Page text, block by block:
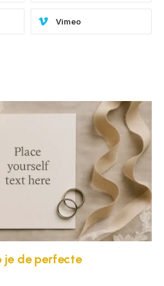
Vimeo
je de perfecte